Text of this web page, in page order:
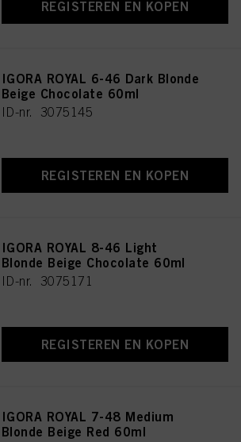
REGISTEREN EN KOPEN
IGORA ROYAL 6-46 Dark Blonde
Beige Chocolate 60ml
ID-nr. 3075145
REGISTEREN EN KOPEN
IGORA ROYAL 8-46 Light
Blonde Beige Chocolate 60ml
ID-nr. 3075171
REGISTEREN EN KOPEN
IGORA ROYAL 7-48 Medium
Blonde Beige Red 60ml